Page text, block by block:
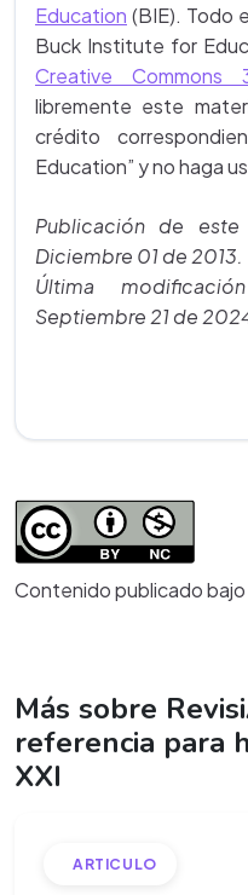
Education (BIE). Todo
Buck Institute for
Creative Commons
libremente este
crédito
Education” y no haga
Publicación de este
Diciembre 01 de 2013.
Última
Septiembre 21 de
Contenido publicado
Más sobre
referencia para
XXI
ARTICULO